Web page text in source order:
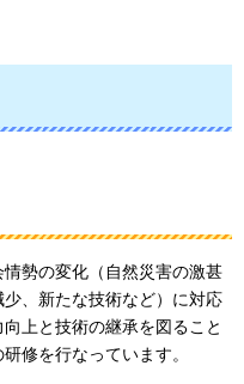
勢の変化（自然災害の激甚
、新たな技術など）に対応
上と技術の継承を図ること
修を行なっています。